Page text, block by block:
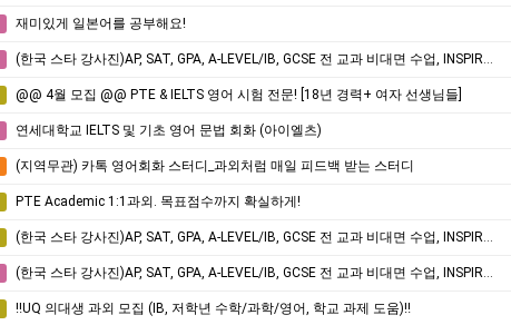
재미있게 일본어를 공부해요!
(한국 스타 강사진)AP, SAT, GPA, A-LEVEL/IB, GCSE 전 교과 비대면 수업, INSPIRICA ACADEMY
@@ 4월 모집 @@ PTE & IELTS 영어 시험 전문! [18년 경력+ 여자 선생님들]
연세대학교 IELTS 및 기초 영어 문법 회화 (아이엘츠)
(지역무관) 카톡 영어회화 스터디_과외처럼 매일 피드백 받는 스터디
PTE Academic 1:1과외. 목표점수까지 확실하게!
(한국 스타 강사진)AP, SAT, GPA, A-LEVEL/IB, GCSE 전 교과 비대면 수업, INSPIRICA ACADEMY
(한국 스타 강사진)AP, SAT, GPA, A-LEVEL/IB, GCSE 전 교과 비대면 수업, INSPIRICA ACADEMY
‼️UQ 의대생 과외 모집 (IB, 저학년 수학/과학/영어, 학교 과제 도움)‼️